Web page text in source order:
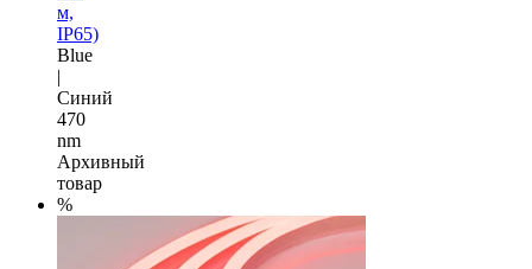
м,
IP65)
Blue
|
Синий
470
nm
Архивный
товар
%